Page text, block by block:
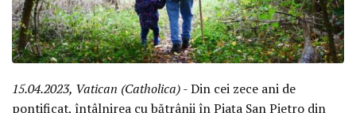
15.04.2023, Vatican (Catholica)- Din cei zece ani de
pontificat, întâlnirea cu bătrânii în Piața San Pietro din